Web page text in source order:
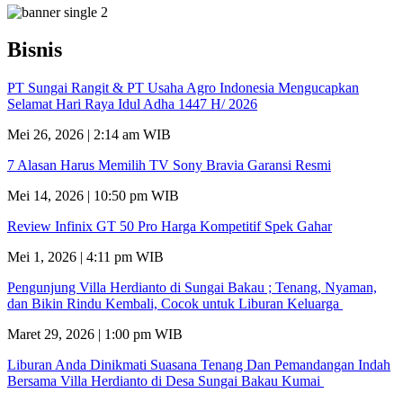
Bisnis
PT Sungai Rangit & PT Usaha Agro Indonesia Mengucapkan
Selamat Hari Raya Idul Adha 1447 H/ 2026
Mei 26, 2026 | 2:14 am WIB
7 Alasan Harus Memilih TV Sony Bravia Garansi Resmi
Mei 14, 2026 | 10:50 pm WIB
Review Infinix GT 50 Pro Harga Kompetitif Spek Gahar
Mei 1, 2026 | 4:11 pm WIB
Pengunjung Villa Herdianto di Sungai Bakau ; Tenang, Nyaman,
dan Bikin Rindu Kembali, Cocok untuk Liburan Keluarga
Maret 29, 2026 | 1:00 pm WIB
Liburan Anda Dinikmati Suasana Tenang Dan Pemandangan Indah
Bersama Villa Herdianto di Desa Sungai Bakau Kumai